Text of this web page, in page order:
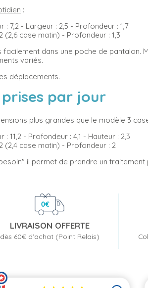
:
7,2 - Largeur : 2,5 - Profondeur : 1,7
(2,6 case matin) - Profondeur : 1,3
dans une poche de
variés.
déplacements.
par jour
plus grandes que le modèle 3
11,2 - Profondeur : 4,1 - Hauteur : 2,3
(2,4 case matin) - Profondeur : 2
il permet de prendre un
LIVRAISON OFFERTE
dès 60€ d'achat (Point Relais)